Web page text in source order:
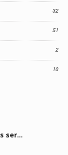
32
51
2
10
ser…